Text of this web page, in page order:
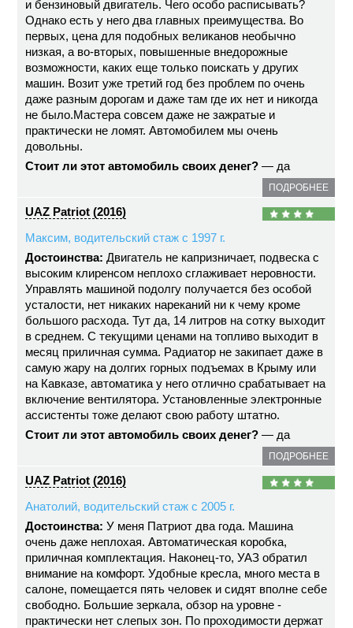
и бензиновый двигатель. Чего особо расписывать?
Однако есть у него два главных преимущества. Во
первых, цена для подобных великанов необычно
низкая, а во-вторых, повышенные внедорожные
возможности, каких еще только поискать у других
машин. Возит уже третий год без проблем по очень
даже разным дорогам и даже там где их нет и никогда
не было.Мастера совсем даже не зажратые и
практически не ломят. Автомобилем мы очень
довольны.
Стоит ли этот автомобиль своих денег? — да
ПОДРОБНЕЕ
UAZ Patriot (2016)
Максим, водительский стаж с 1997 г.
Достоинства: Двигатель не капризничает, подвеска с
высоким клиренсом неплохо сглаживает неровности.
Управлять машиной подолгу получается без особой
усталости, нет никаких нареканий ни к чему кроме
большого расхода. Тут да, 14 литров на сотку выходит
в среднем. С текущими ценами на топливо выходит в
месяц приличная сумма. Радиатор не закипает даже в
самую жару на долгих горных подъемах в Крыму или
на Кавказе, автоматика у него отлично срабатывает на
включение вентилятора. Установленные электронные
ассистенты тоже делают свою работу штатно.
Стоит ли этот автомобиль своих денег? — да
ПОДРОБНЕЕ
UAZ Patriot (2016)
Анатолий, водительский стаж с 2005 г.
Достоинства: У меня Патриот два года. Машина
очень даже неплохая. Автоматическая коробка,
приличная комплектация. Наконец-то, УАЗ обратил
внимание на комфорт. Удобные кресла, много места в
салоне, помещается пять человек и сидят вполне себе
свободно. Большие зеркала, обзор на уровне -
практически нет слепых зон. По проходимости держат